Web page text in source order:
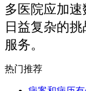
多医院应加
日益复杂的
服务。
热门推荐